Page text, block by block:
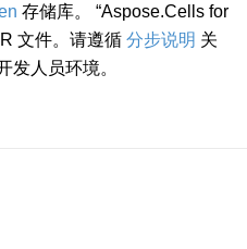
存储库。 “Aspose.Cells for
文件。请遵循 分步说明 关
发人员环境。